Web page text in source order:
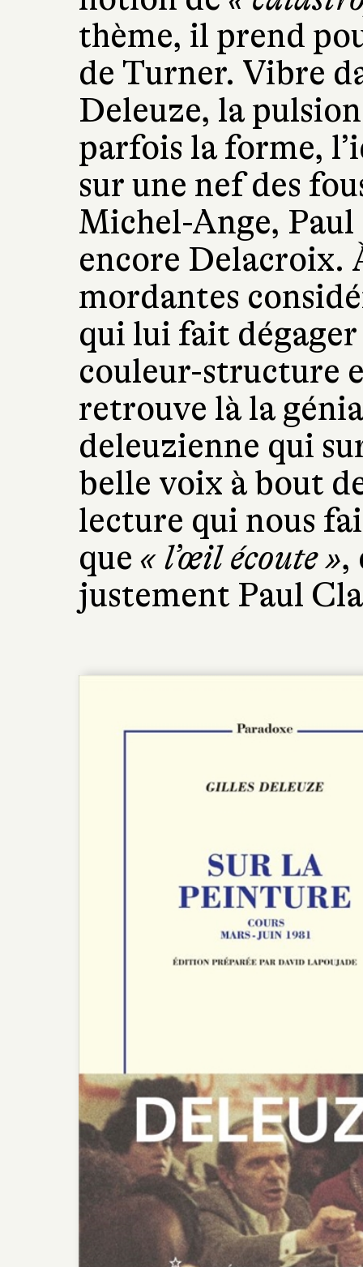
thème, il prend
de Turner. Vibre
Deleuze, la
parfois la forme,
sur une nef des
Michel-Ange, Paul
encore Delacroix.
mordantes
qui lui fait
couleur-structure
retrouve là la
deleuzienne qui
belle voix à bout
lecture qui nous
que « l’œil écoute »,
justement Paul